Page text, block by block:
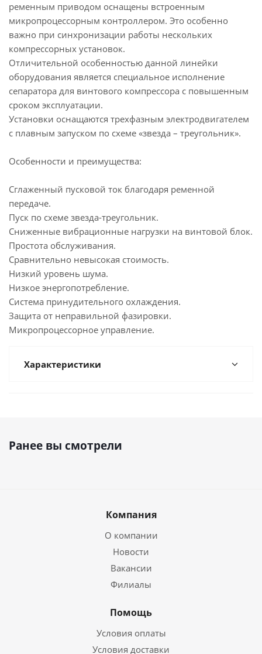
ременным приводом оснащены встроенным
микропроцессорным контроллером. Это особенно
важно при синхронизации работы нескольких
компрессорных установок.
Отличительной особенностью данной линейки
оборудования является специальное исполнение
сепаратора для винтового компрессора с повышенным
сроком эксплуатации.
Установки оснащаются трехфазным электродвигателем
с плавным запуском по схеме «звезда – треугольник».
Особенности и преимущества:
Сглаженный пусковой ток благодаря ременной
передаче.
Пуск по схеме звезда-треугольник.
Сниженные вибрационные нагрузки на винтовой блок.
Простота обслуживания.
Сравнительно невысокая стоимость.
Низкий уровень шума.
Низкое энергопотребление.
Система принудительного охлаждения.
Защита от неправильной фазировки.
Микропроцессорное управление.
Характеристики
Ранее вы смотрели
Компания
О компании
Новости
Вакансии
Филиалы
Помощь
Условия оплаты
Условия доставки